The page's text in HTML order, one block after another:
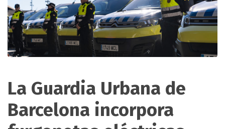
La Guardia Urbana de
Barcelona incorpora